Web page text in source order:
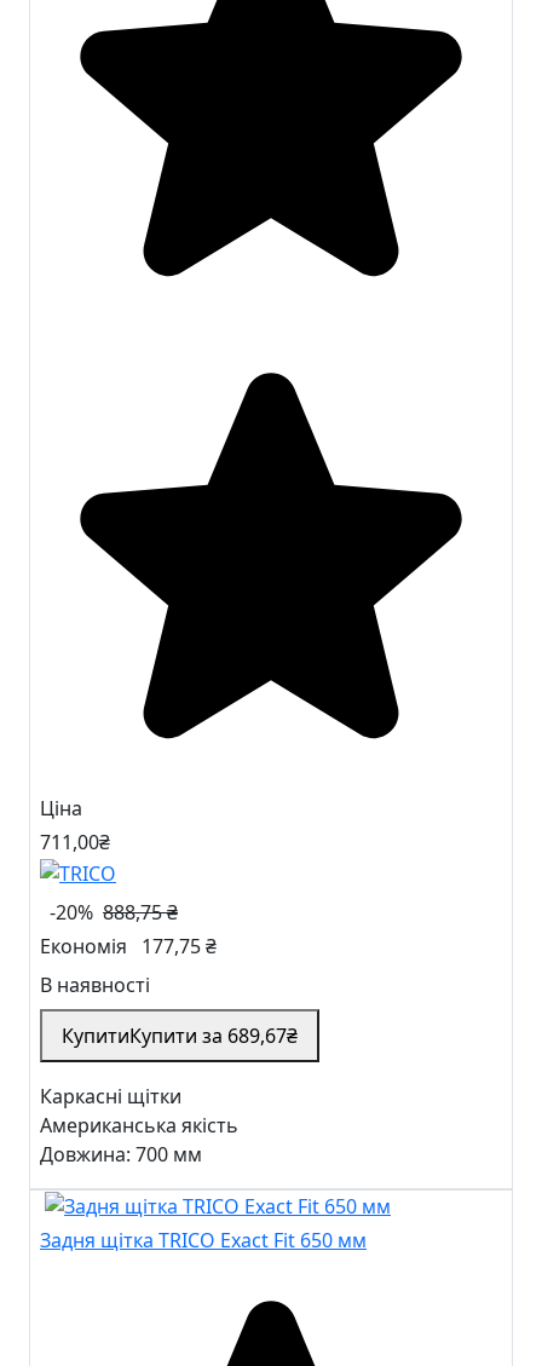
Ціна
711,00₴
-20% 888,75 ₴
Економія
177,75 ₴
В наявності
КупитиКупити за 689,67₴
Каркасні щітки
Американська якість
Довжина: 700 мм
Задня щітка TRICO Exact Fit 650 мм